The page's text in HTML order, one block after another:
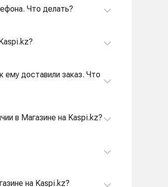
Что делать?
ему доставили заказ. Что
в Магазине на Kaspi.kz?
на Kaspi.kz?